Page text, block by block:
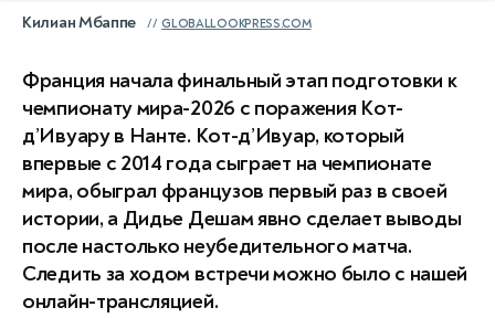
Килиан Мбаппе GLOBALLOOKPRESS.COM
Франция начала финальный этап подготовки к
чемпионату мира-2026 с поражения Кот-
д’Ивуару в Нанте. Кот-д’Ивуар, который
впервые с 2014 года сыграет на чемпионате
мира, обыграл французов первый раз в своей
истории, а Дидье Дешам явно сделает выводы
после настолько неубедительного матча.
Следить за ходом встречи можно было с нашей
онлайн-трансляцией.